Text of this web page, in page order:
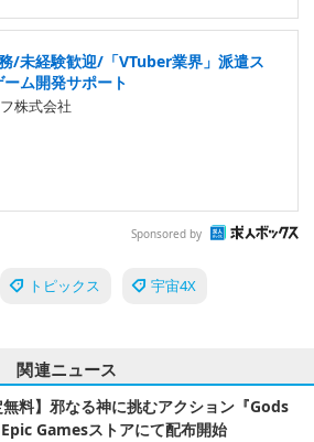
/未経験歓迎/「VTuber業界」派遣ス
ム開発サポート
株式会社
Sponsored by
トピックス 宇宙4X
関連ニュース
無料】邪なる神に挑むアクション『Gods
Gamesストアにて配布開始